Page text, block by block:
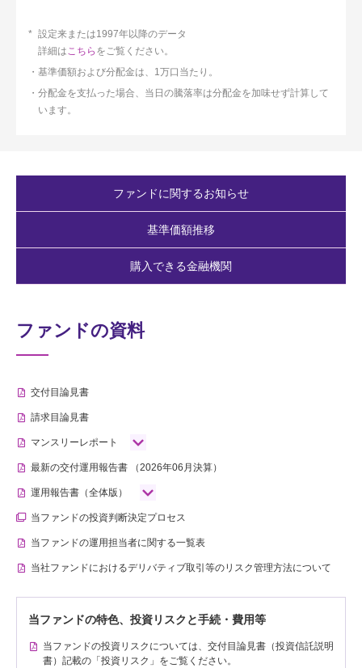
設定来または1997年以降のデータ
詳細はこちら をご覧ください。
基準価額および分配金は、1万口当たり。
分配金を支払った場合、当日の騰落率は分配金を加味せず計算して
います。
ファンドに関するお知らせ
基準価額推移
購入できる金融機関
ファンドの資料
交付目論見書
請求目論見書
マンスリーレポート
最新の交付運用報告書 （2026年06月決算）
運用報告書（全体版）
当ファンドの投資判断決定プロセス
当ファンドの運用担当者に関する一覧表
当社ファンドにおけるデリバティブ取引等のリスク管理方法について
当ファンドの特色、投資リスクと手続・費用等
当ファンドの投資リスクについては、交付目論見書（投資信託説明
書）記載の「投資リスク」をご覧ください。